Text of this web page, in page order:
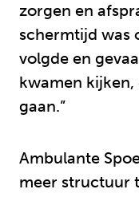
zorgen en
schermtijd was
volgde en
kwamen
gaan.”
Ambulante
meer structuur